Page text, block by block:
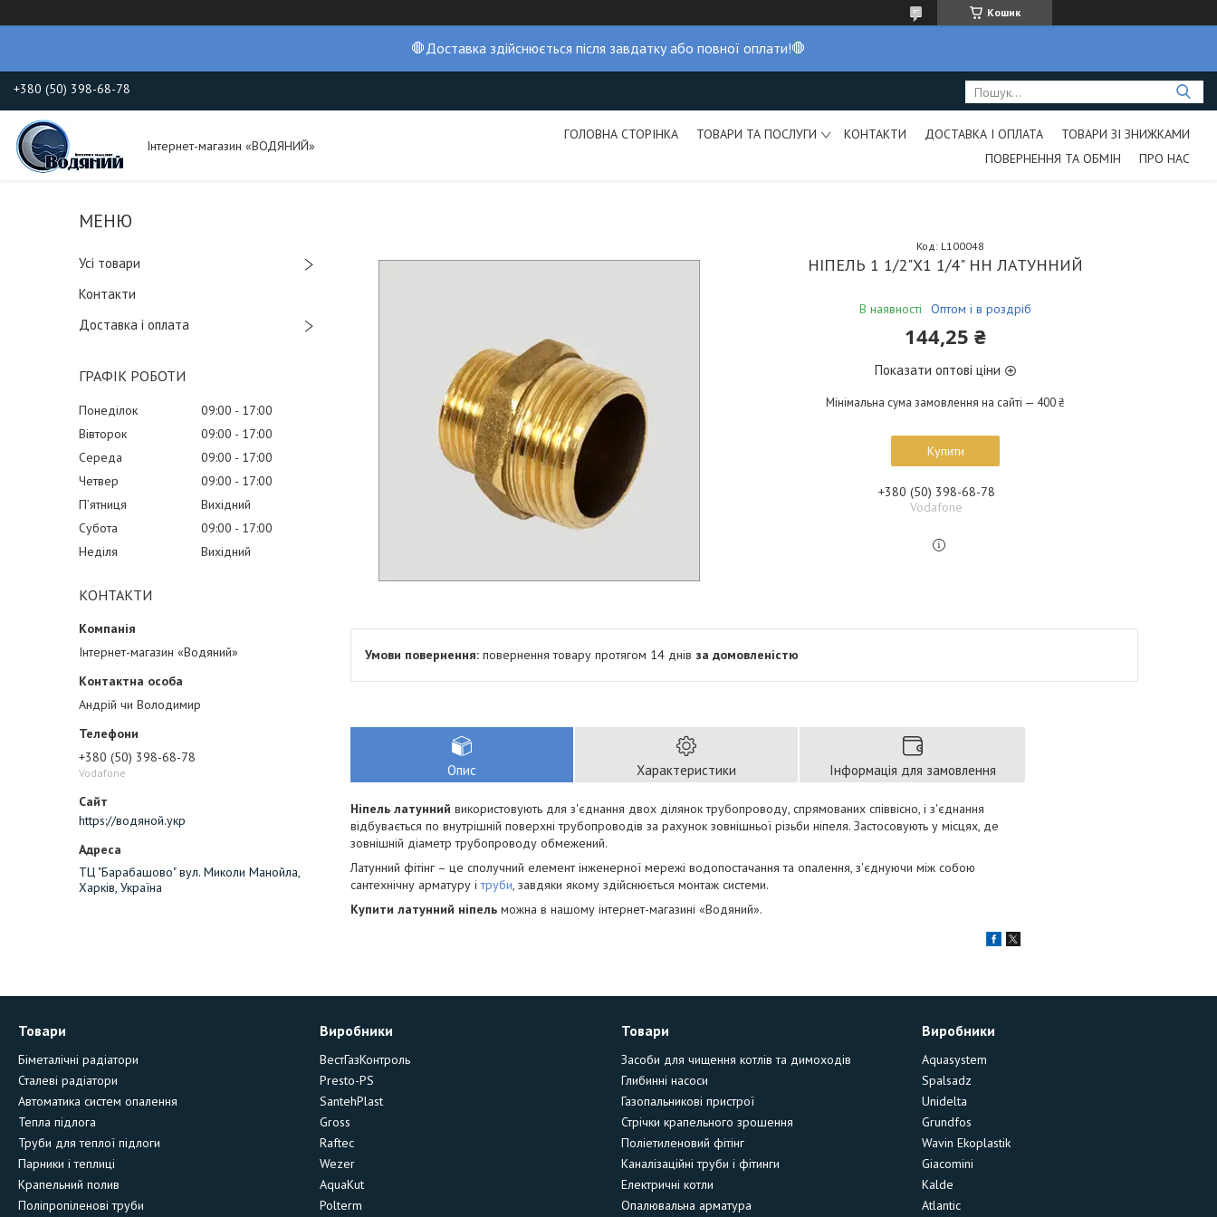
Кошик
🛑Доставка здійснюється після завдатку або повної оплати!🛑
+380 (50) 398-68-78
Інтернет-магазин «ВОДЯНИЙ»
ГОЛОВНА СТОРІНКА ТОВАРИ ТА ПОСЛУГИ КОНТАКТИ ДОСТАВКА І ОПЛАТА
ТОВАРИ ЗІ ЗНИЖКАМИ
ПОВЕРНЕННЯ ТА ОБМІН
ПРО НАС
Усі товари
Контакти
Доставка і оплата
ГРАФІК РОБОТИ
Понеділок 09:00
17:00
Вівторок
09:00
17:00
Середа
09:00
17:00
Четвер
09:00
17:00
Пʼятниця
Вихідний
Субота
09:00
17:00
Неділя
Вихідний
КОНТАКТИ
Інтернет-магазин «Водяний»
Андрій чи Володимир
+380 (50) 398-68-78
Vodafone
https://водяной.укр
ТЦ "Барабашово" вул. Миколи Манойла,
Харків, Україна
НІПЕЛЬ 1 1/2"Х1 1/4" НН ЛАТУННИЙ
В наявності Оптом і в роздріб
Код: L100048
144,25 ₴
Показати оптові ціни
Мінімальна сума замовлення на сайті — 400 ₴
Купити
+380 (50) 398-68-78
Vodafone
повернення товару протягом 14 днів за домовленістю
Опис Характеристики Інформація для замовлення
Ніпель латунний використовують для з'єднання двох ділянок трубопроводу, спрямованих співвісно, і з'єднання
відбувається по внутрішній поверхні трубопроводів за рахунок зовнішньої різьби ніпеля. Застосовують у місцях, де
зовнішній діаметр трубопроводу обмежений.
Латунний фітінг – це сполучний елемент інженерної мережі водопостачання та опалення, з'єднуючи між собою
сантехнічну арматуру ітруби, завдяки якому здійснюється монтаж системи.
Купити латунний ніпель можна в нашому інтернет-магазині «Водяний».
Товари
Біметалічні радіатори
Сталеві радіатори
Автоматика систем опалення
Тепла підлога
Труби для теплої підлоги
Парники і теплиці
Крапельний полив
Поліпропіленові труби
Виробники
ВестГазКонтроль
Presto-PS
SantehPlast
Gross
Raftec
Wezer
AquaKut
Polterm
Товари
Засоби для чищення котлів та димоходів
Глибинні насоси
Газопальникові пристрої
Стрічки крапельного зрошення
Поліетиленовий фітінг
Каналізаційні труби і фітинги
Електричні котли
Опалювальна арматура
Виробники
Aquasystem
Spalsadz
Unidelta
Grundfos
Wavin Ekoplastik
Giacomini
Kalde
Atlantic